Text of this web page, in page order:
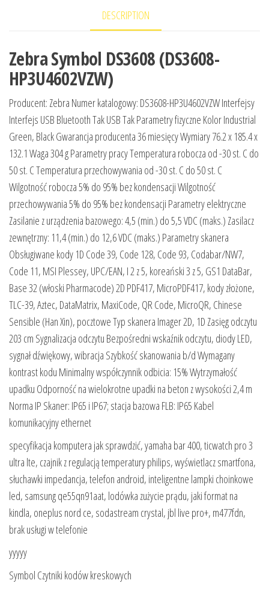
DESCRIPTION
Zebra Symbol DS3608 (DS3608-
HP3U4602VZW)
Producent: Zebra Numer katalogowy: DS3608-HP3U4602VZW Interfejsy
Interfejs USB Bluetooth Tak USB Tak Parametry fizyczne Kolor Industrial
Green, Black Gwarancja producenta 36 miesięcy Wymiary 76.2 x 185.4 x
132.1 Waga 304 g Parametry pracy Temperatura robocza od -30 st. C do
50 st. C Temperatura przechowywania od -30 st. C do 50 st. C
Wilgotność robocza 5% do 95% bez kondensacji Wilgotność
przechowywania 5% do 95% bez kondensacji Parametry elektryczne
Zasilanie z urządzenia bazowego: 4,5 (min.) do 5,5 VDC (maks.) Zasilacz
zewnętrzny: 11,4 (min.) do 12,6 VDC (maks.) Parametry skanera
Obsługiwane kody 1D Code 39, Code 128, Code 93, Codabar/NW7,
Code 11, MSI Plessey, UPC/EAN, I 2 z 5, koreański 3 z 5, GS1 DataBar,
Base 32 (włoski Pharmacode) 2D PDF417, MicroPDF417, kody złożone,
TLC-39, Aztec, DataMatrix, MaxiCode, QR Code, MicroQR, Chinese
Sensible (Han Xin), pocztowe Typ skanera Imager 2D, 1D Zasięg odczytu
203 cm Sygnalizacja odczytu Bezpośredni wskaźnik odczytu, diody LED,
sygnał dźwiękowy, wibracja Szybkość skanowania b/d Wymagany
kontrast kodu Minimalny współczynnik odbicia: 15% Wytrzymałość
upadku Odporność na wielokrotne upadki na beton z wysokości 2,4 m
Norma IP Skaner: IP65 i IP67; stacja bazowa FLB: IP65 Kabel
komunikacyjny ethernet
specyfikacja komputera jak sprawdzić, yamaha bar 400, ticwatch pro 3
ultra lte, czajnik z regulacją temperatury philips, wyświetlacz smartfona,
słuchawki impedancja, telefon android, inteligentne lampki choinkowe
led, samsung qe55qn91aat, lodówka zużycie prądu, jaki format na
kindla, oneplus nord ce, sodastream crystal, jbl live pro+, m477fdn,
brak usługi w telefonie
yyyyy
Symbol Czytniki kodów kreskowych